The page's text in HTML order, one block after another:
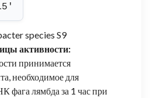
species S9
активности:
принимается
необходимое для
фага лямбда за 1 час при